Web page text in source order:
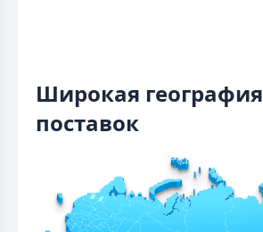
Широкая география
поставок